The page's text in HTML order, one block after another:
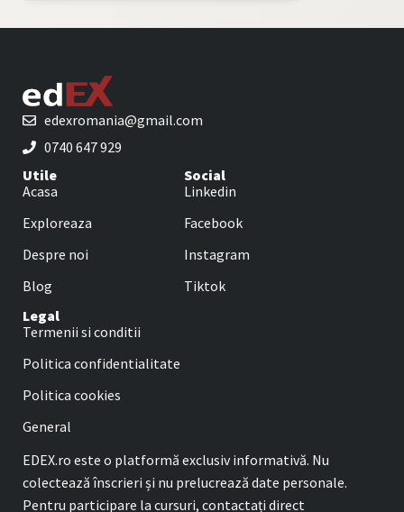
edexromania@gmail.com
0740 647 929
Utile
Acasa
Exploreaza
Despre noi
Blog
Social
Linkedin
Facebook
Instagram
Tiktok
Legal
Termenii si conditii
Politica confidentialitate
Politica cookies
General
EDEX.ro este o platformă exclusiv informativă. Nu
colectează înscrieri și nu prelucrează date personale.
Pentru participare la cursuri, contactați direct